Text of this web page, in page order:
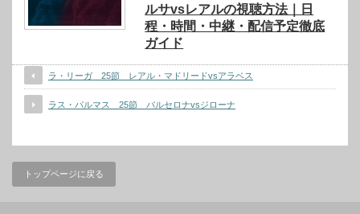
ルサvsレアルの視聴方法｜日
程・時間・中継・配信予定徹底
ガイド
ラ・リーガ 25節 レアル・マドリードvsアラベス
ラス・パルマス 25節 バルセロナvsジローナ
トップページに戻る